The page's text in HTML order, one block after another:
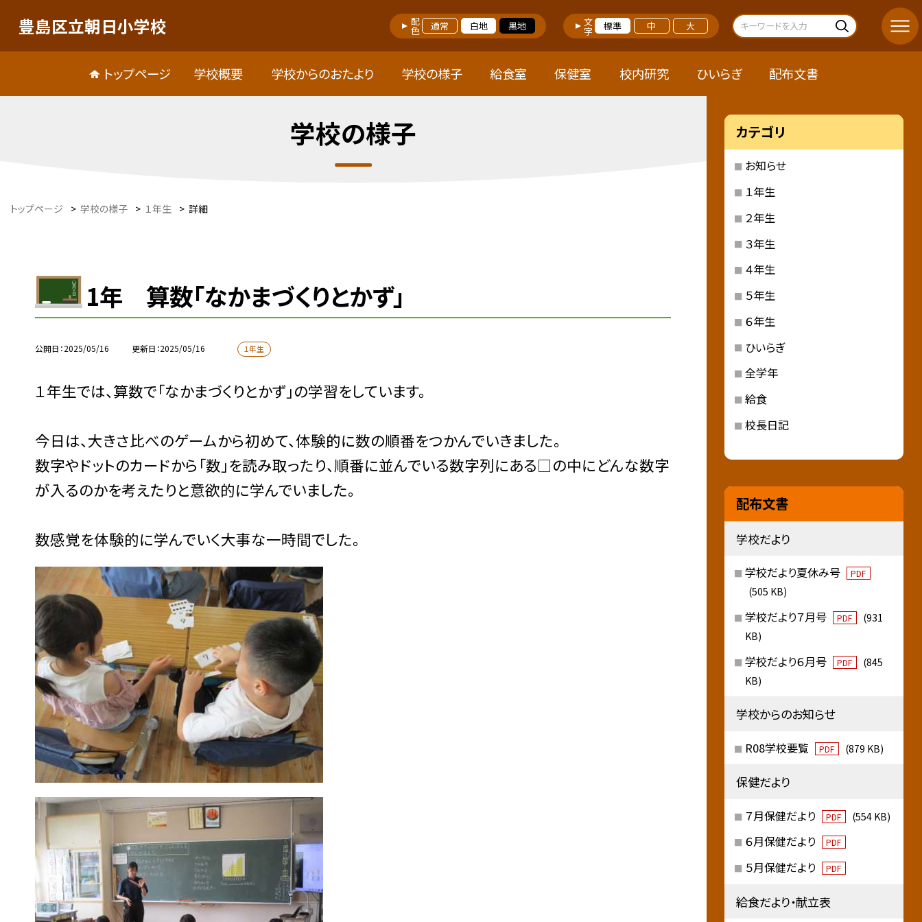
豊島区立朝日小学校 配色 通常 白地 黒地 文字 標準 中 大
トップページ 学校概要 学校からのおたより 学校の様子 給食室 保健室 校内研究 ひいらぎ 配布文書
学校の様子
トップページ > 学校の様子 > １年生 > 詳細
1年 算数「なかまづくりとかず」
公開日 2025/05/16 更新日 2025/05/16 １年生
１年生では、算数で「なかまづくりとかず」の学習をしています。
今日は、大きさ比べのゲームから初めて、体験的に数の順番をつかんでいきました。
数字やドットのカードから「数」を読み取ったり、順番に並んでいる数字列にある□の中にどんな数字
が入るのかを考えたりと意欲的に学んでいました。
数感覚を体験的に学んでいく大事な一時間でした。
カテゴリ
お知らせ
１年生
２年生
３年生
４年生
５年生
６年生
ひいらぎ
全学年
給食
校長日記
配布文書
学校だより
学校だより夏休み号 PDF
(505 KB)
学校だより７月号 PDF
(931
KB)
学校だより６月号 PDF
(845
KB)
学校からのお知らせ
R08学校要覧 PDF (879 KB)
保健だより
７月保健だより PDF (554 KB)
６月保健だより PDF
５月保健だより PDF
給食だより・献立表